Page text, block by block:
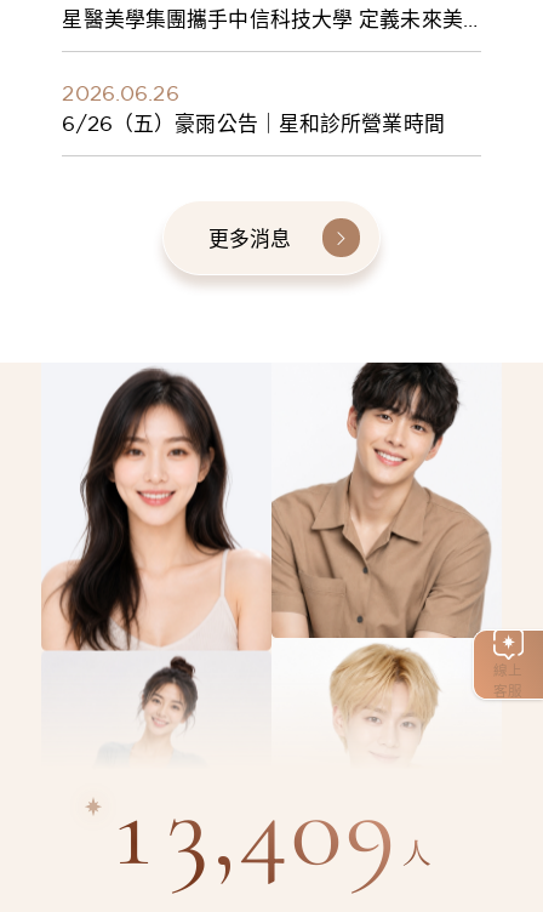
線上
客服
星醫美學集團攜手中信科技大學 定義未來美
學人才新標準 建構健康美學產學共育模式 串
2026.06.26
6/26（五）豪雨公告｜星和診所營業時間
更多消息
13,409 人